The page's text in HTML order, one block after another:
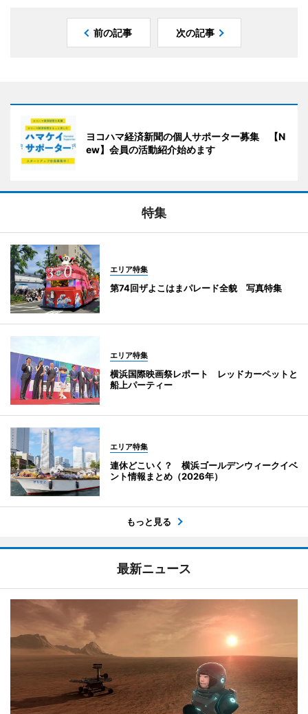
前の記事 次の記事
ヨコハマ経済新聞の個人サポーター募集 【N
ew】会員の活動紹介始めます
特集
エリア特集
第74回ザよこはまパレード全貌 写真特集
エリア特集
横浜国際映画祭レポート レッドカーペットと
船上パーティー
エリア特集
連休どこいく？ 横浜ゴールデンウィークイベ
ント情報まとめ（2026年）
もっと見る
最新ニュース